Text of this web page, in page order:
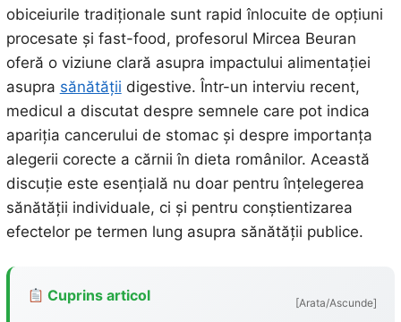
obiceiurile tradiționale sunt rapid înlocuite de opțiuni
procesate și fast-food, profesorul Mircea Beuran
oferă o viziune clară asupra impactului alimentației
asupra sănătății digestive. Într-un interviu recent,
medicul a discutat despre semnele care pot indica
apariția cancerului de stomac și despre importanța
alegerii corecte a cărnii în dieta românilor. Această
discuție este esențială nu doar pentru înțelegerea
sănătății individuale, ci și pentru conștientizarea
efectelor pe termen lung asupra sănătății publice.
Cuprins articol [Arata/Ascunde]